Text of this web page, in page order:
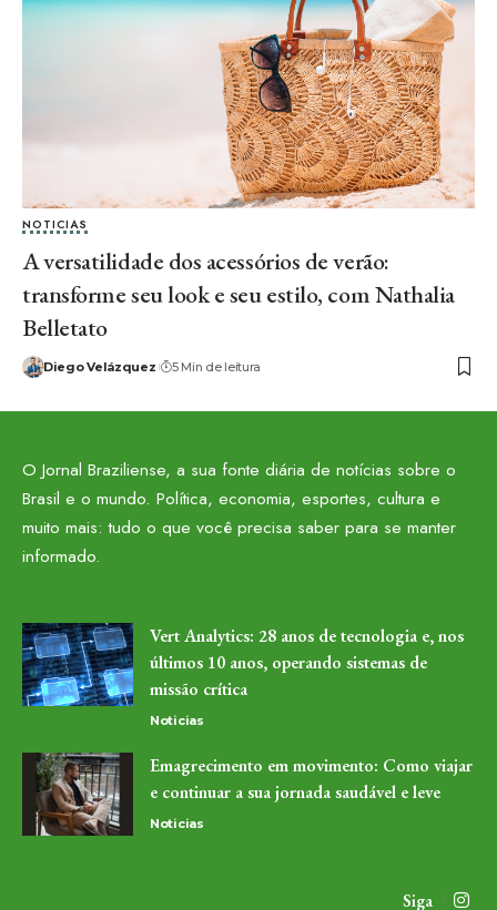
NOTICIAS
A versatilidade dos acessórios de verão:
transforme seu look e seu estilo, com Nathalia
Belletato
Diego Velázquez 5 Min de leitura
O Jornal Braziliense, a sua fonte diária de notícias sobre o
Brasil e o mundo. Política, economia, esportes, cultura e
muito mais: tudo o que você precisa saber para se manter
informado.
Vert Analytics: 28 anos de tecnologia e, nos
últimos 10 anos, operando sistemas de
missão crítica
Noticias
Emagrecimento em movimento: Como viajar
e continuar a sua jornada saudável e leve
Noticias
Siga